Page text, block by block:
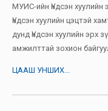
МУИС-ийн Үндсэн
Үндсэн хуулийн цэцтэй
дунд Үндсэн хуулийн эрх
амжилттай зохион
ЦААШ УНШИХ...